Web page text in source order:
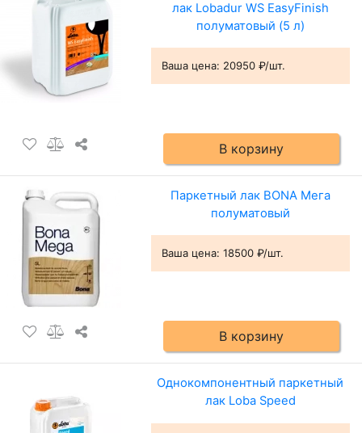
лак Lobadur WS EasyFinish
полуматовый (5 л)
Ваша цена: 20950 ₽/шт.
В корзину
Паркетный лак BONA Мега
полуматовый
Ваша цена: 18500 ₽/шт.
В корзину
Однокомпонентный паркетный
лак Loba Speed